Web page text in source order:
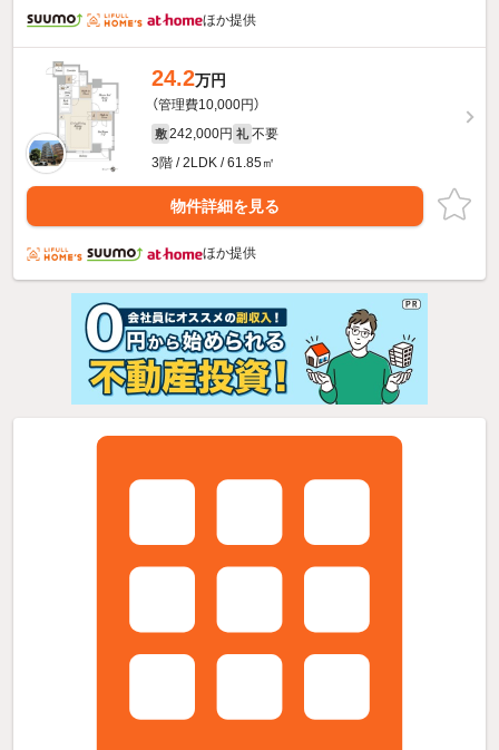
ほか提供
24.2万円
（管理費10,000円）
敷 242,000円 礼 不要
3階 / 2LDK / 61.85㎡
物件詳細を見る
ほか提供